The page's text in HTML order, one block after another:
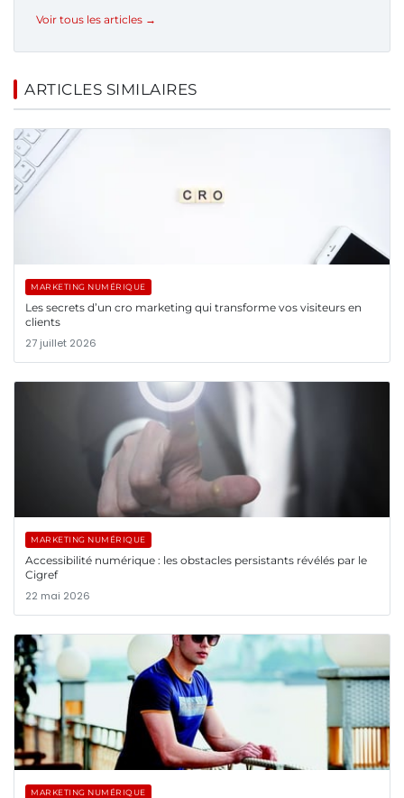
Voir tous les articles →
ARTICLES SIMILAIRES
MARKETING NUMÉRIQUE
Les secrets d’un cro marketing qui transforme vos visiteurs en
clients
27 juillet 2026
MARKETING NUMÉRIQUE
Accessibilité numérique : les obstacles persistants révélés par le
Cigref
22 mai 2026
MARKETING NUMÉRIQUE